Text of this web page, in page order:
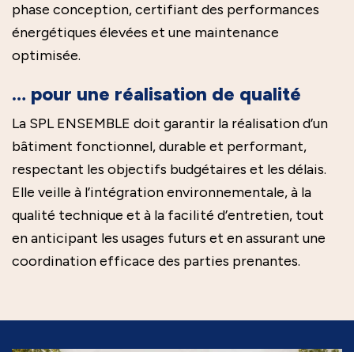
phase conception, certifiant des performances
énergétiques élevées et une maintenance
optimisée.
… pour une réalisation de qualité
La SPL ENSEMBLE doit garantir la réalisation d’un
bâtiment fonctionnel, durable et performant,
respectant les objectifs budgétaires et les délais.
Elle veille à l’intégration environnementale, à la
qualité technique et à la facilité d’entretien, tout
en anticipant les usages futurs et en assurant une
coordination efficace des parties prenantes.